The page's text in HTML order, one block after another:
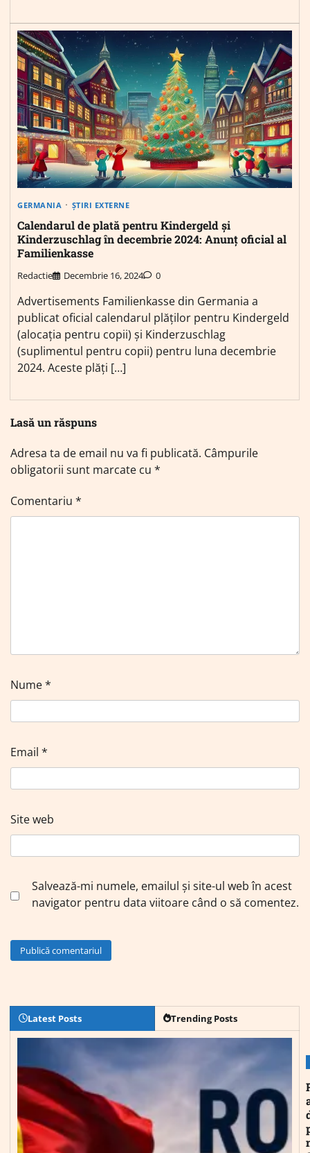
GERMANIA ȘTIRI EXTERNE
Calendarul de plată pentru Kindergeld și
Kinderzuschlag în decembrie 2024: Anunț oficial al
Familienkasse
Redactie Decembrie 16, 2024 0
Advertisements Familienkasse din Germania a
publicat oficial calendarul plăților pentru Kindergeld
(alocația pentru copii) și Kinderzuschlag
(suplimentul pentru copii) pentru luna decembrie
2024. Aceste plăți […]
Lasă un răspuns
Adresa ta de email nu va fi publicată. Câmpurile
obligatorii sunt marcate cu *
Comentariu *
Nume*
Email *
Site web
Salvează-mi numele, emailul și site-ul web în acest
navigator pentru data viitoare când o să comentez.
Latest Posts Trending Posts